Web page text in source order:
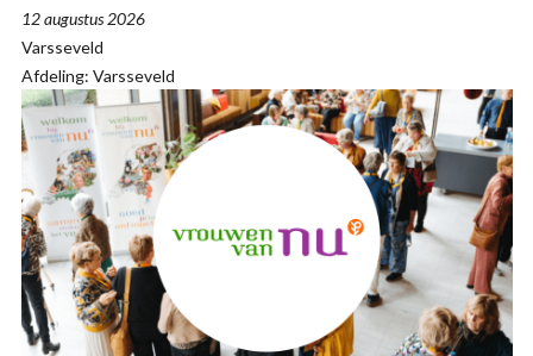
12 augustus 2026
Varsseveld
Afdeling: Varsseveld